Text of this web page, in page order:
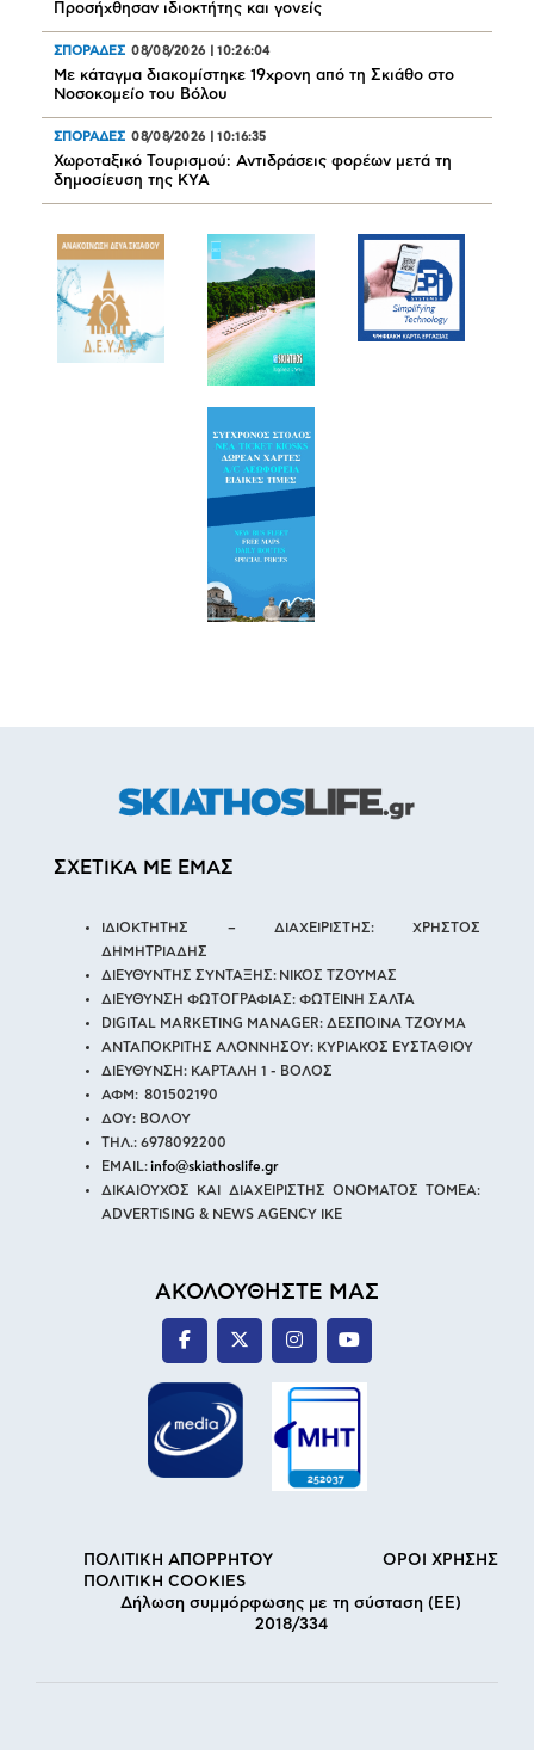
Προσήχθησαν ιδιοκτήτης και γονείς
ΣΠΟΡΑΔΕΣ 08/08/2026 10:26:04
Mε κάταγμα διακομίστηκε 19χρονη από τη Σκιάθο στο
Νοσοκομείο του Βόλου
ΣΠΟΡΑΔΕΣ 08/08/2026 10:16:35
Χωροταξικό Τουρισμού: Αντιδράσεις φορέων μετά τη
δημοσίευση της ΚΥΑ
ΣΧΕΤΙΚΑ ΜΕ ΕΜΑΣ
ΙΔΙΟΚΤΗΤΗΣ – ΔΙΑΧΕΙΡΙΣΤΗΣ: ΧΡΗΣΤΟΣ
ΔΗΜΗΤΡΙΑΔΗΣ
ΔΙΕΥΘΥΝΤΗΣ ΣΥΝΤΑΞΗΣ: ΝΙΚΟΣ ΤΖΟΥΜΑΣ
ΔΙΕΥΘΥΝΣΗ ΦΩΤΟΓΡΑΦΙΑΣ: ΦΩΤΕΙΝΗ ΣΑΛΤΑ
DIGITAL MARKETING MANAGER: ΔΕΣΠΟΙΝΑ ΤΖΟΥΜΑ
ΑΝΤΑΠΟΚΡΙΤΗΣ ΑΛΟΝΝΗΣΟΥ: ΚΥΡΙΑΚΟΣ ΕΥΣΤΑΘΙΟΥ
ΔΙΕΥΘΥΝΣΗ: ΚΑΡΤΑΛΗ 1 - ΒΟΛΟΣ
ΑΦΜ: 801502190
ΔΟΥ: ΒΟΛΟΥ
ΤΗΛ.: 6978092200
EMAIL:info@skiathoslife.gr
ΔΙΚΑΙΟΥΧΟΣ ΚΑΙ ΔΙΑΧΕΙΡΙΣΤΗΣ ΟΝΟΜΑΤΟΣ ΤΟΜΕΑ:
ADVERTISING & NEWS AGENCY IKE
ΑΚΟΛΟΥΘΗΣΤΕ ΜΑΣ
ΠΟΛΙΤΙΚΗ ΑΠΟΡΡΗΤΟΥ
ΟΡΟΙ ΧΡΗΣΗΣ
ΠΟΛΙΤΙΚΗ COOKIES
Δήλωση συμμόρφωσης με τη σύσταση (ΕΕ)
2018/334